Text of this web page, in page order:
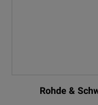
Rohde &